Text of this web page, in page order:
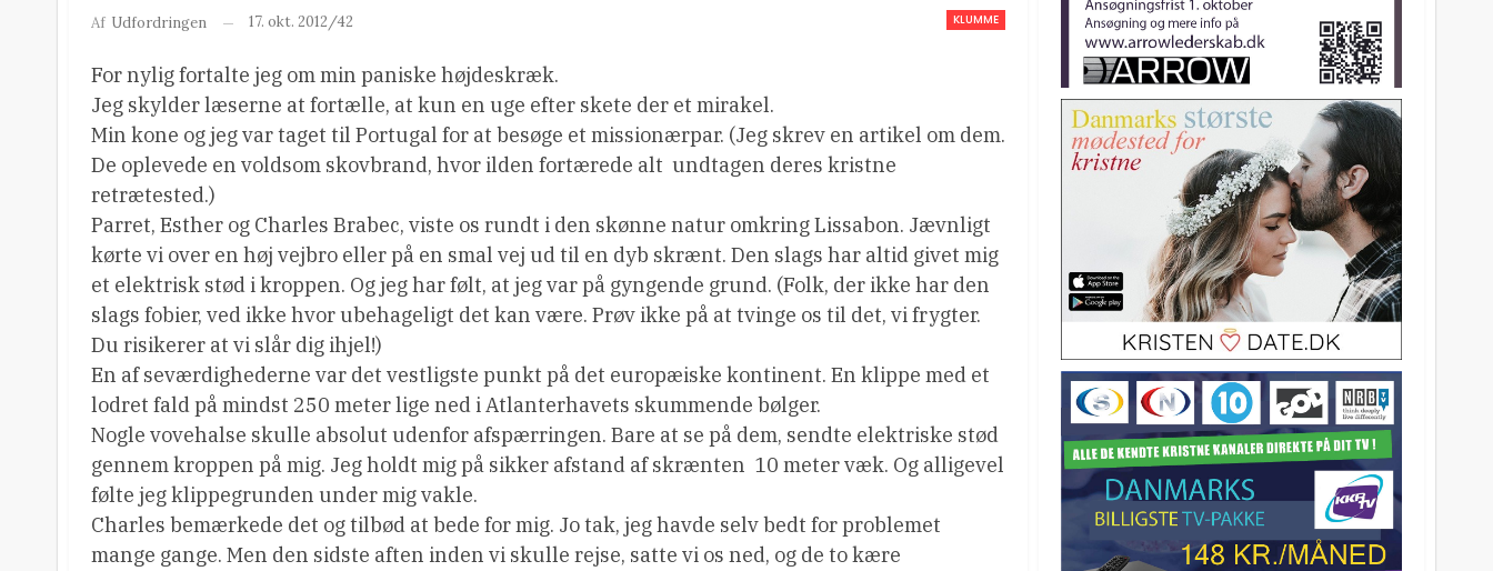
KLUMME
Af Udfordringen 17. okt. 2012/42
For nylig fortalte jeg om min paniske højdeskræk.
Jeg skylder læserne at fortælle, at kun en uge efter skete der et mirakel.
Min kone og jeg var taget til Portugal for at besøge et missionærpar. (Jeg skrev en artikel om dem.
De oplevede en voldsom skovbrand, hvor ilden fortærede alt  undtagen deres kristne
retrætested.)
Parret, Esther og Charles Brabec, viste os rundt i den skønne natur omkring Lissabon. Jævnligt
kørte vi over en høj vejbro eller på en smal vej ud til en dyb skrænt. Den slags har altid givet mig
et elektrisk stød i kroppen. Og jeg har følt, at jeg var på gyngende grund. (Folk, der ikke har den
slags fobier, ved ikke hvor ubehageligt det kan være. Prøv ikke på at tvinge os til det, vi frygter.
Du risikerer at vi slår dig ihjel!)
En af seværdighederne var det vestligste punkt på det europæiske kontinent. En klippe med et
lodret fald på mindst 250 meter lige ned i Atlanterhavets skummende bølger.
Nogle vovehalse skulle absolut udenfor afspærringen. Bare at se på dem, sendte elektriske stød
gennem kroppen på mig. Jeg holdt mig på sikker afstand af skrænten  10 meter væk. Og alligevel
følte jeg klippegrunden under mig vakle.
Charles bemærkede det og tilbød at bede for mig. Jo tak, jeg havde selv bedt for problemet
mange gange. Men den sidste aften inden vi skulle rejse, satte vi os ned, og de to kære